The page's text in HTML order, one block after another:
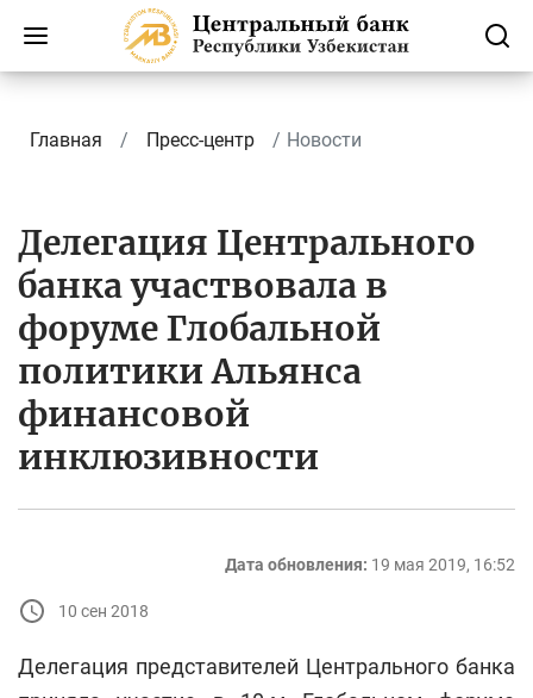
Главная Пресс-центр Новости
Делегация Центрального
банка участвовала в
форуме Глобальной
политики Альянса
финансовой
инклюзивности
Дата обновления: 19 мая 2019, 16:52
10 сен 2018
Делегация представителей Центрального банка